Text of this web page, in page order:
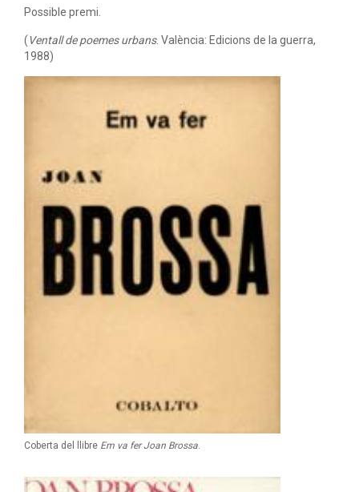
Coberta del llibre Em va fer Joan Brossa.
Possible premi.
(Ventall de poemes urbans. València: Edicions de la guerra,
1988)